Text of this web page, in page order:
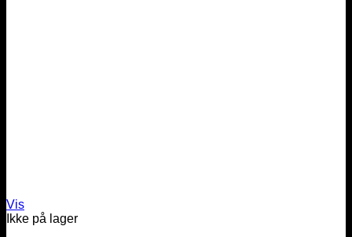
Vis
Ikke på lager